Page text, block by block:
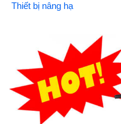
Thiết bị nâng hạ